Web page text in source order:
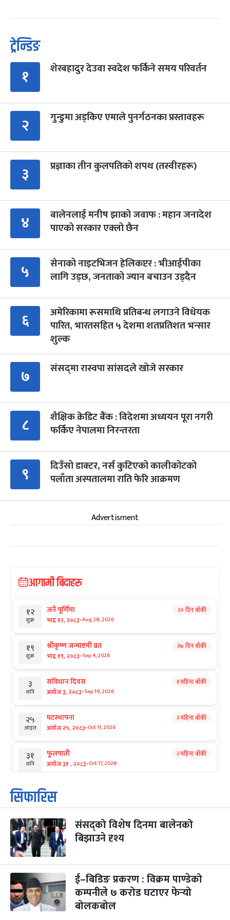
ट्रेन्डिङ
१ शेरबहादुर देउवा स्वदेश फर्किने समय परिवर्तन
२ गुन्डुमा अड्किए एमाले पुनर्गठनका प्रस्तावहरू
३ प्रज्ञाका तीन कुलपतिको शपथ (तस्वीरहरू)
४
बालेनलाई मनीष झाको जवाफ : महान जनादेश
पाएको सरकार एक्लो छैन
५
सेनाको नाइटभिजन हेलिकप्टर : भीआईपीका
लागि उड्छ, जनताको ज्यान बचाउन उड्दैन
६
अमेरिकामा रूसमाथि प्रतिबन्ध लगाउने विधेयक
पारित, भारतसहित ५ देशमा शतप्रतिशत भन्सार
शुल्क
७ संसद्‍मा रास्वपा सांसदले खोजे सरकार
८
शैक्षिक क्रेडिट बैंक : विदेशमा अध्ययन पूरा नगरी
फर्किए नेपालमा निरन्तरता
९
दिउँसो डाक्टर, नर्स कुटिएको कालीकोटको
पलाँता अस्पतालमा राति फेरि आक्रमण
Advertisment
आगामी बिदाहरु
१२
शुक्र
जनै पूर्णिमा
भाद्र १२, २०८३-Aug 28, 2026
२० दिन बाँकी
१९
शुक्र
श्रीकृष्ण जन्माष्टमी व्रत
भाद्र १९, २०८३-Sep 4, 2026
२७ दिन बाँकी
३
शनि
संविधान दिवस
असोज ३, २०८३-Sep 19, 2026
१ महिना बाँकी
२५
आइत
घटस्थापना
असोज २५, २०८३-Oct 11, 2026
२ महिना बाँकी
३१
शनि
फूलपाती
असोज ३१ , २०८३-Oct 17, 2026
२ महिना बाँकी
१
आइत
कार्तिक सङ्क्रान्ति
कार्तिक १, २०८३
३
मंगल
महानवमी
कार्तिक ३, २०८३-Oct 20, 2026
२ महिना बाँकी
४
बुध कार्तिक ४, २०८३ -Oct 21, 2026
५
बिहि
पापा‌ङ्कुशा एकादशी व्रत
कार्तिक ५, २०८३-Oct 22, 2026
२ महिना बाँकी
सिफारिस
संसद्को विशेष दिनमा बालेनको
बिझाउने दृश्य
ई–बिडिङ प्रकरण : विक्रम पाण्डेको
कम्पनीले ७ करोड घटाएर फेर्‍यो
बोलकबोल